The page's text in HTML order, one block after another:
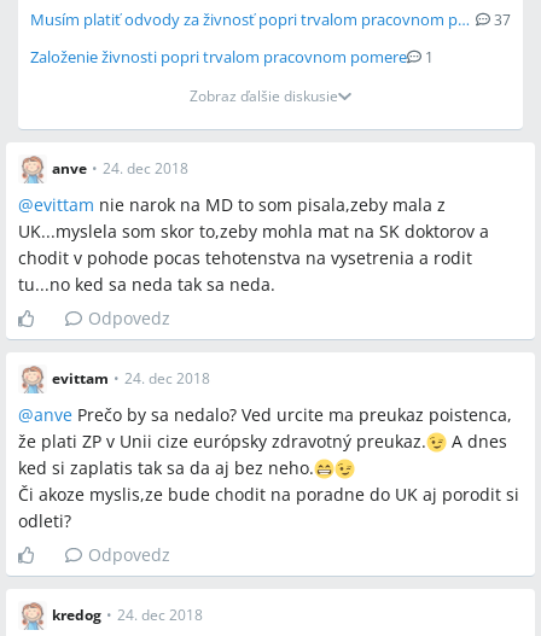
S1 formulár, preukaz poistenca EU, povolenie A1, živnosť,
dní pravidlo, materská dávka, európske zdravotné preukaz
Slovensko, UK, Rakúsko, Írsko, Nemecko
Musím platiť odvody za živnosť popri trvalom pracovnom pomere? 37
Založenie živnosti popri trvalom pracovnom pomere
1
Zobraz ďalšie diskusie
anve • 24. dec 2018
@evittam nie narok na MD to som pisala,zeby mala z
UK...myslela som skor to,zeby mohla mat na SK doktorov a
chodit v pohode pocas tehotenstva na vysetrenia a rodit
tu...no ked sa neda tak sa neda.
Odpovedz
evittam • 24. dec 2018
@anve Prečo by sa nedalo? Ved urcite ma preukaz poistenca,
že plati ZP v Unii cize európsky zdravotný preukaz.
A dnes
ked si zaplatis tak sa da aj bez neho.
Či akoze myslis,ze bude chodit na poradne do UK aj porodit si
odleti?
Odpovedz
kredog • 24. dec 2018